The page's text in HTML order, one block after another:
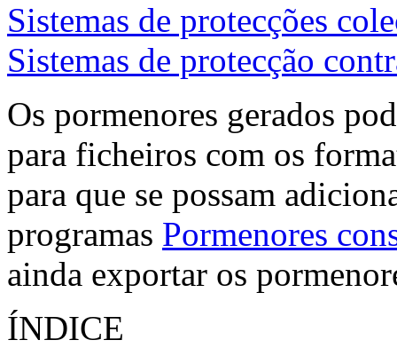
Sistemas de protecções
Sistemas de protecção
Os pormenores gerados
para ficheiros com os
para que se possam
programas Pormenores
ainda exportar os
ÍNDICE